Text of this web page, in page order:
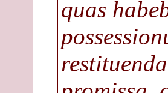
quas